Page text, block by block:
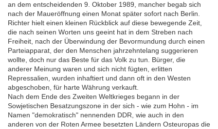
an dem entscheidenden 9. Oktober 1989, mancher begab sich
nach der Maueröffnung einen Monat später sofort nach Berlin.
Richter hielt einen kleinen Rückblick auf diese bewegende Zeit,
die nach seinen Worten uns geeint hat in dem Streben nach
Freiheit, nach der Überwindung der Bevormundung durch einen
Parteiapparat, der den Menschen jahrzehntelang suggerieren
wollte, doch nur das Beste für das Volk zu tun. Bürger, die
anderer Meinung waren und sich nicht fügten, erlitten
Repressalien, wurden inhaftiert und dann oft in den Westen
abgeschoben, für harte Währung verkauft.
Nach dem Ende des Zweiten Weltkrieges begann in der
Sowjetischen Besatzungszone in der sich - wie zum Hohn - im
Namen "demokratisch" nennenden DDR, wie auch in den
anderen von der Roten Armee besetzten Ländern Osteuropas die